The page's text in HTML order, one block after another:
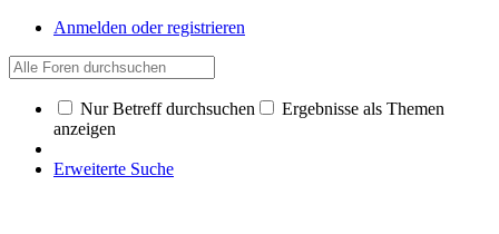
Anmelden oder registrieren
Nur Betreff durchsuchen
Ergebnisse als Themen
anzeigen
Erweiterte Suche